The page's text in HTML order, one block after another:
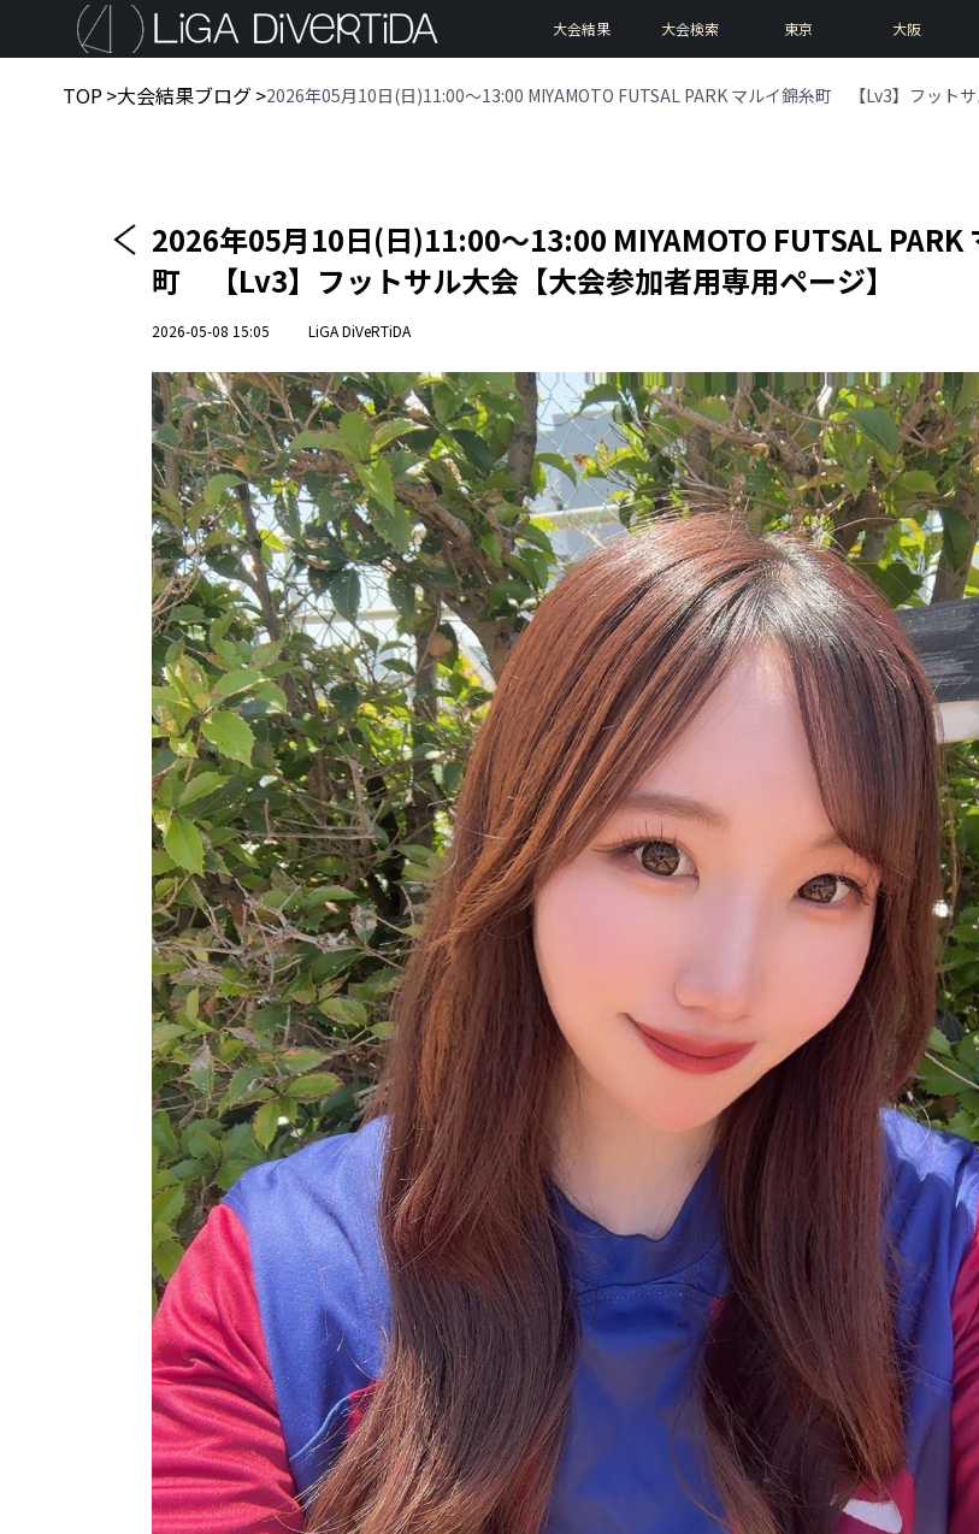
大会結果 大会検索 東京 大阪
TOP>大会結果ブログ>2026年05月10日(日)11:00〜13:00 MIYAMOTO FUTSAL PARK マルイ錦糸町 【Lv3】フット
2026年05月10日(日)11:00〜13:00 MIYAMOTO FUTSAL PARK
町 【Lv3】フットサル大会【大会参加者用専用ページ】
2026-05-08 15:05 LiGA DiVeRTiDA